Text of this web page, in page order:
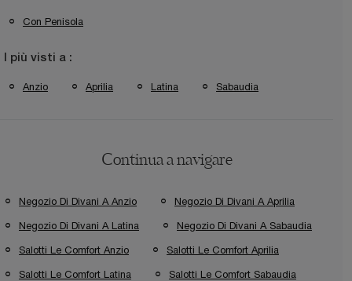
Con Penisola
I più visti a :
Anzio Aprilia Latina Sabaudia
Continua a navigare
Negozio Di Divani A Anzio Negozio Di Divani A Aprilia
Negozio Di Divani A Latina Negozio Di Divani A Sabaudia
Salotti Le Comfort Anzio Salotti Le Comfort Aprilia
Salotti Le Comfort Latina Salotti Le Comfort Sabaudia